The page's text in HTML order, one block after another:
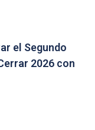
el Segundo
2026 con